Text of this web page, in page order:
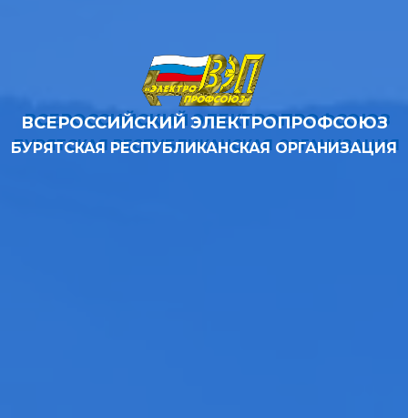
ВСЕРОССИЙСКИЙ ЭЛЕКТРОПРОФСОЮЗ
БУРЯТСКАЯ РЕСПУБЛИКАНСКАЯ ОРГАНИЗАЦИЯ